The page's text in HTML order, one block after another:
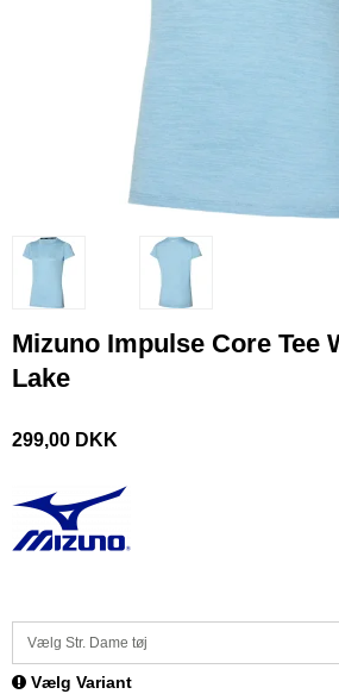
Mizuno Impulse Core Tee
Lake
299,00 DKK
Vælg Str. Dame tøj
Vælg Variant